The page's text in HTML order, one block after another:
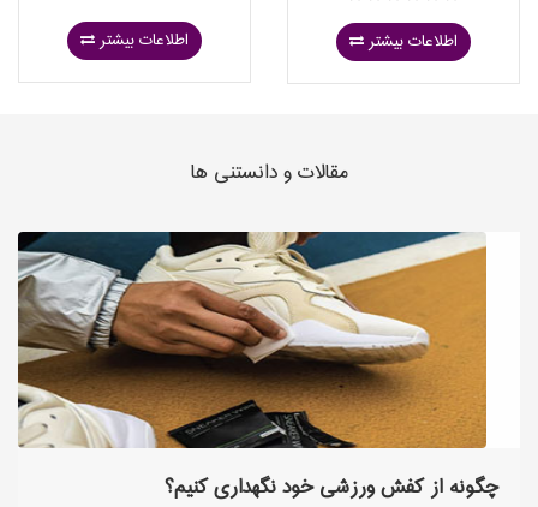
اطلاعات بیشتر اطلاعات بیشتر
مقالات و دانستنی ها
چگونه از کفش ورزشی خود نگهداری کنیم؟